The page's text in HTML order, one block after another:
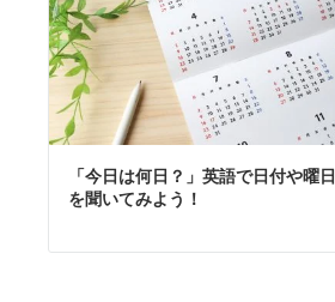
「今日は何日？」英語で日付や曜日
を聞いてみよう！